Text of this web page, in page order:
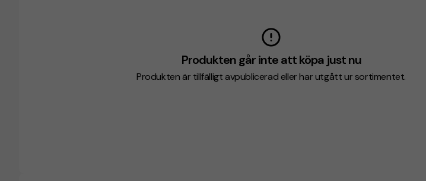
Produkten går inte att köpa just nu
Produkten är tillfälligt avpublicerad eller har utgått ur sortimentet.